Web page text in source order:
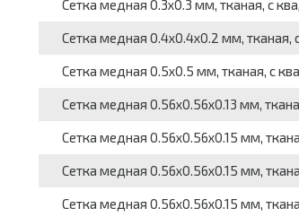
Сетка медная 0.3x0.3 мм, тканая, с
Сетка медная 0.4x0.4x0.2 мм, тканая,
Сетка медная 0.5x0.5 мм, тканая, с
Сетка медная 0.56x0.56x0.13 мм,
Сетка медная 0.56x0.56x0.15 мм,
Сетка медная 0.56x0.56x0.15 мм,
Сетка медная 0.56x0.56x0.15 мм,